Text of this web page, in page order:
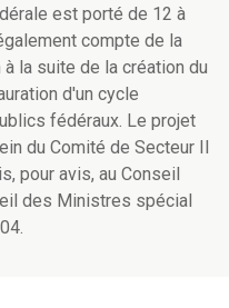
est porté de 12 à
compte de la
la suite de la création du
d'un cycle
fédéraux. Le projet
du Comité de Secteur II
pour avis, au Conseil
des Ministres spécial